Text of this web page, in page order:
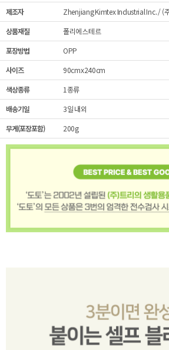
제조자
Zhenjiang Kimtex Industrial Inc. / (
상품재질
폴리에스테르
포장방법
OPP
사이즈
90cmx240cm
색상종류
1종류
배송기일
3일 내외
무게(포장포함)
200g